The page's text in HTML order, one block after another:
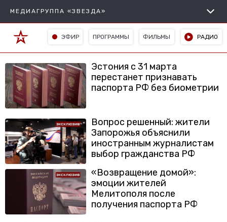
МЕДИАГРУППА «ЗВЕЗДА»
ЭФИР ПРОГРАММЫ ФИЛЬМЫ РАДИО
Эстония с 31 марта
перестанет признавать
паспорта РФ без биометрии
Вопрос решенный: жители
Запорожья объяснили
иностранным журналистам
выбор гражданства РФ
«Возвращение домой»:
эмоции жителей
Мелитополя после
получения паспорта РФ